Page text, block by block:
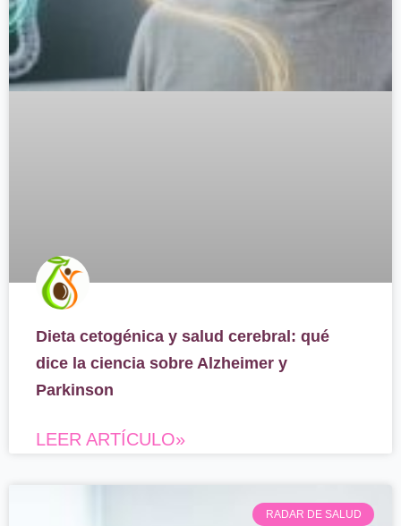
Dieta cetogénica y salud cerebral: qué
dice la ciencia sobre Alzheimer y
Parkinson
LEER ARTÍCULO»
RADAR DE SALUD